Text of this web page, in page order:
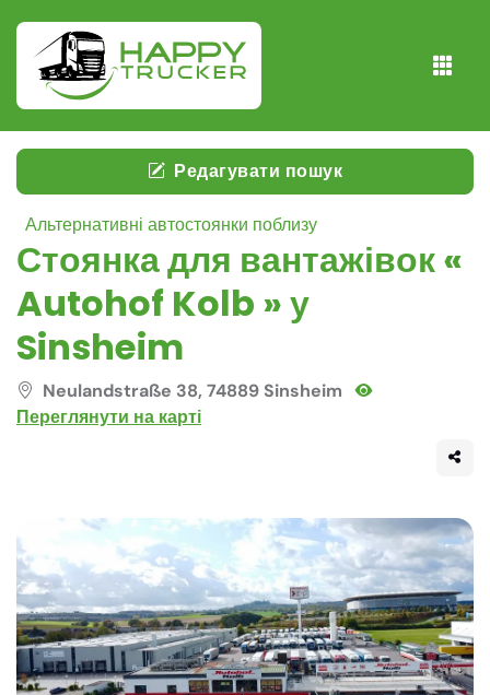
Редагувати пошук
Альтернативні автостоянки поблизу
Стоянка для вантажівок «
Autohof Kolb » у
Sinsheim
Neulandstraße 38, 74889 Sinsheim
Переглянути на карті